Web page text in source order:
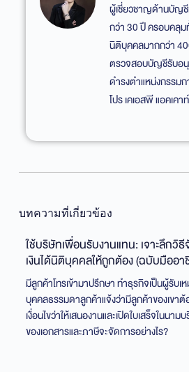
ผู้เชี่ยวชาญด้านบัญ
กว่า 30 ปี ครอบคลุ
นิติบุคคลมากกว่า
ตรวจสอบบัญชีรับอ
ดำรงตำแหน่งกรรม
โปร เคเอสพี แอคเค
บทความที่เกี่ยวข้อง
ใช้บริษัทเพื่อนรับงานแทน: เจาะลึกวิ
เงินได้นิติบุคคลให้ถูกต้อง (ฉบับมืออ
มีลูกค้าโทรเข้ามาปรึกษา ทำธุรกิจเป็นผู้รับเ
บุคคลธรรมดาลูกค้าแจ้งว่ามีลูกค้าของเขาต้
เงื่อนไขว่าให้เสนองานและเปิดใบเสร็จในนา
ของเอกสารและภาษีจะจัดการอย่างไร?